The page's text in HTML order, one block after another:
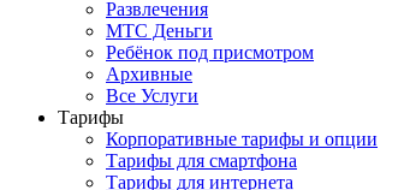
Развлечения
МТС Деньги
Ребёнок под присмотром
Архивные
Все Услуги
Тарифы
Корпоративные тарифы и опции
Тарифы для смартфона
Тарифы для интернета